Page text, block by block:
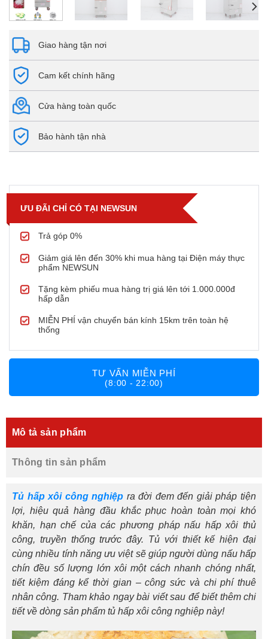
Giao hàng tận nơi
Cam kết chính hãng
Cửa hàng toàn quốc
Bảo hành tận nhà
ƯU ĐÃI CHỈ CÓ TẠI NEWSUN
Trả góp 0%
Giảm giá lên đến 30% khi mua hàng tại Điện máy thực
phẩm NEWSUN
Tặng kèm phiếu mua hàng trị giá lên tới 1.000.000đ
hấp dẫn
MIỄN PHÍ vận chuyển bán kính 15km trên toàn hệ
thống
TƯ VẤN MIỄN PHÍ
(8:00 - 22:00)
Mô tả sản phẩm
Thông tin sản phẩm
Tủ hấp xôi công nghiệp ra đời đem đến giải pháp tiện
lợi, hiệu quả hàng đầu khắc phục hoàn toàn mọi khó
khăn, hạn chế của các phương pháp nấu hấp xôi thủ
công, truyền thống trước đây. Tủ với thiết kế hiện đại
cùng nhiều tính năng ưu việt sẽ giúp người dùng nấu hấp
chín đều số lượng lớn xôi một cách nhanh chóng nhất,
tiết kiệm đáng kể thời gian – công sức và chi phí thuê
nhân công. Tham khảo ngay bài viết sau để biết thêm chi
tiết về dòng sản phẩm tủ hấp xôi công nghiệp này!